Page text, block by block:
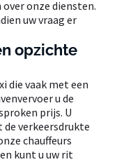
onze diensten.
uw vraag er
opzichte
die vaak met een
u de
prijs. U
verkeersdrukte
chauffeurs
kunt u uw rit